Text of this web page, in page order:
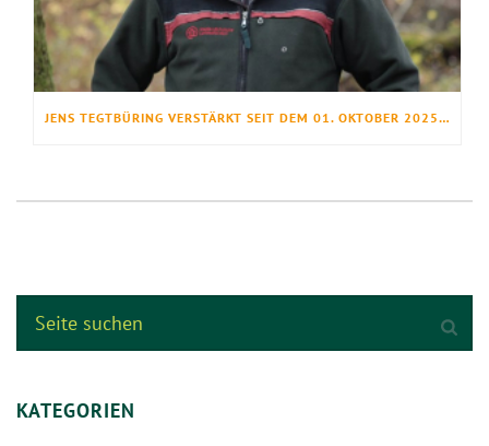
JENS TEGTBÜRING VERSTÄRKT SEIT DEM 01. OKTOBER 2025 DAS FORSTAMT UNTERLÜSS
KATEGORIEN